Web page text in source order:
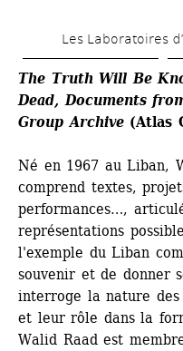
au
contenu
principal
Les Laboratoires
The Truth Will Be
Dead, Documents
Group Archive(Atlas
Né en 1967 au Liban,
comprend textes,
performances…,
représentations
l'exemple du Liban
souvenir et de donner
interroge la nature
et leur rôle dans la
Walid Raad est